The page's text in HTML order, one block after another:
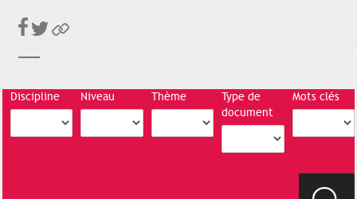
Discipline Niveau Thème
Type de
document
Mots clés